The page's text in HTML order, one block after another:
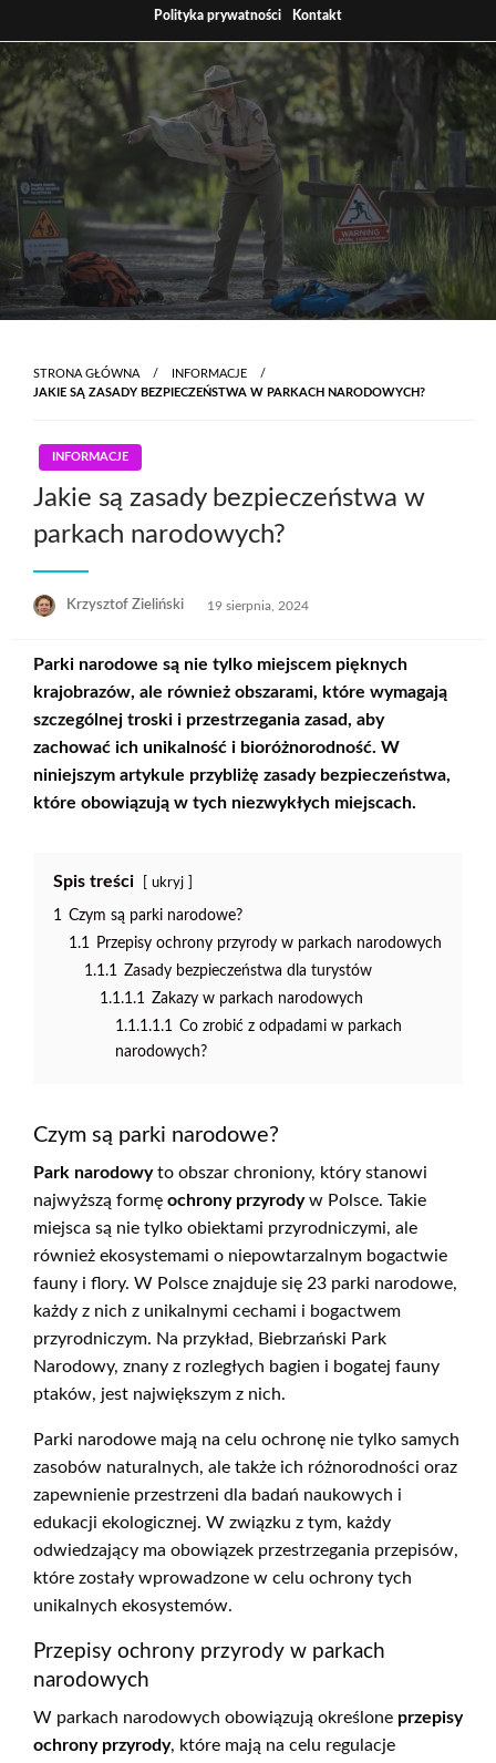
to
content
Polityka prywatności Kontakt
STRONA GŁÓWNA
INFORMACJE
JAKIE SĄ ZASADY BEZPIECZEŃSTWA W PARKACH NARODOWYCH?
INFORMACJE
Jakie są zasady bezpieczeństwa w
parkach narodowych?
Krzysztof Zieliński
Opublikowane
19 sierpnia, 2024
Parki narodowe są nie tylko miejscem pięknych
krajobrazów, ale również obszarami, które wymagają
szczególnej troski i przestrzegania zasad, aby
zachować ich unikalność i bioróżnorodność. W
niniejszym artykule przybliżę zasady bezpieczeństwa,
które obowiązują w tych niezwykłych miejscach.
Spis treści ukryj
1 Czym są parki narodowe?
1.1 Przepisy ochrony przyrody w parkach narodowych
1.1.1 Zasady bezpieczeństwa dla turystów
1.1.1.1 Zakazy w parkach narodowych
1.1.1.1.1 Co zrobić z odpadami w parkach
narodowych?
Czym są parki narodowe?
Park narodowyto obszar chroniony, który stanowi
najwyższą formę ochrony przyrodyw Polsce. Takie
miejsca są nie tylko obiektami przyrodniczymi, ale
również ekosystemami o niepowtarzalnym bogactwie
fauny i flory. W Polsce znajduje się 23 parki narodowe,
każdy z nich z unikalnymi cechami i bogactwem
przyrodniczym. Na przykład, Biebrzański Park
Narodowy, znany z rozległych bagien i bogatej fauny
ptaków, jest największym z nich.
Parki narodowe mają na celu ochronę nie tylko samych
zasobów naturalnych, ale także ich różnorodności oraz
zapewnienie przestrzeni dla badań naukowych i
edukacji ekologicznej. W związku z tym, każdy
odwiedzający ma obowiązek przestrzegania przepisów,
które zostały wprowadzone w celu ochrony tych
unikalnych ekosystemów.
Przepisy ochrony przyrody w parkach
narodowych
W parkach narodowych obowiązują określone przepisy
ochrony przyrody, które mają na celu regulacje